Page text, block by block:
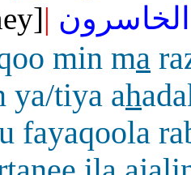
| الخاسرون
min ma
ya/tiya ah
fayaqoola